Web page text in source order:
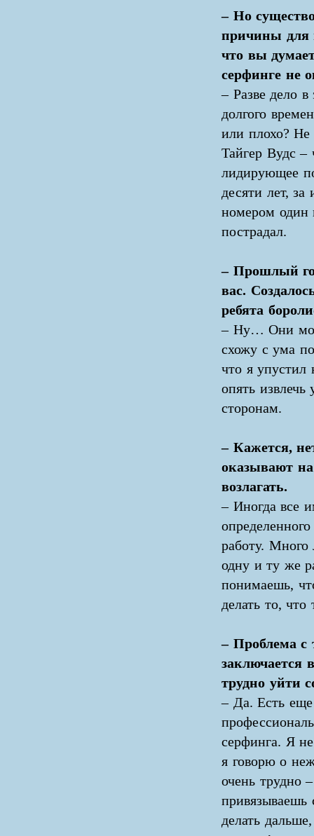
– Но
причины для
что вы
серфинге не
– Разве дело
долгого
или плохо? Не
Тайгер Вудс –
лидирующее
десяти лет,
номером один
пострадал.
– Прошлый
вас.
ребята
– Ну… Они
схожу с ума
что я упустил
опять
сторонам.
– Кажется,
оказывают
возлагать.
– Иногда все
работу.
одну и ту же
понимаешь,
делать то, что
– Проблема с
заключается
трудно уйти
– Да. Есть
серфинга. Я
я говорю о
очень трудно
привязываешь
делать